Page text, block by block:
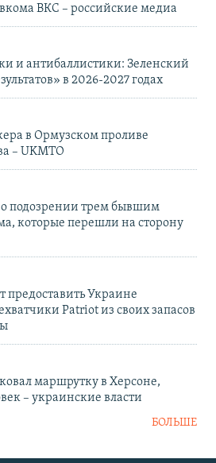
ВКС – российские медиа
и антибаллистики: Зеленский
в 2026-2027 годах
в Ормузском проливе
– UKMTO
подозрении трем бывшим
которые перешли на сторону
Украине
Patriot из своих запасов
маршрутку в Херсоне,
– украинские власти
БОЛЬШЕ